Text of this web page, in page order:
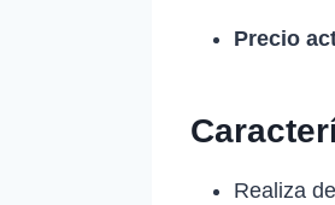
Precio
Realiza